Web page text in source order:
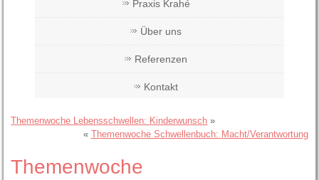
Praxis Krahé
Über uns
Referenzen
Kontakt
Themenwoche Lebensschwellen: Kinderwunsch »
« Themenwoche Schwellenbuch: Macht/Verantwortung
Themenwoche